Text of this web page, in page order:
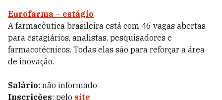
Eurofarma – estágio
A farmacêutica brasileira está com 46 vagas abertas
para estagiários, analistas, pesquisadores e
farmacotécnicos. Todas elas são para reforçar a área
de inovação.
Salário: não informado
Inscrições: pelo site